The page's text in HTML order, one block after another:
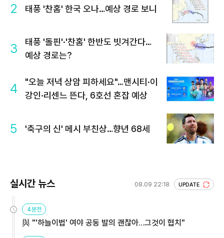
2 태풍 '찬홈' 한국 오나…예상 경로 보니
3
태풍 '돌핀'·'찬홈' 한반도 빗겨간다…
예상 경로는?
4
"오늘 저녁 상암 피하세요"…맨시티·이
강인·리센느 뜬다, 6호선 혼잡 예상
5 '축구의 신' 메시 부친상…향년 68세
실시간 뉴스 08.09 22:18 UPDATE
4분전
與 "'하늘이법' 여야 공동 발의 괜찮아…그것이 협치"